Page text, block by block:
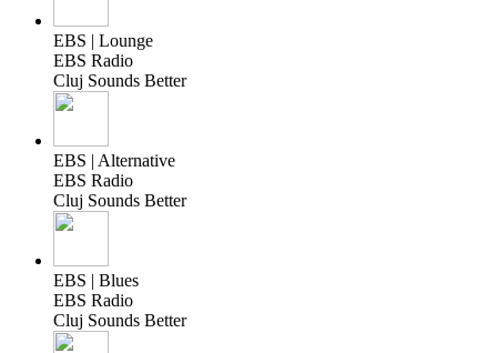
EBS | Lounge
EBS Radio
Cluj Sounds Better
EBS | Alternative
EBS Radio
Cluj Sounds Better
EBS | Blues
EBS Radio
Cluj Sounds Better